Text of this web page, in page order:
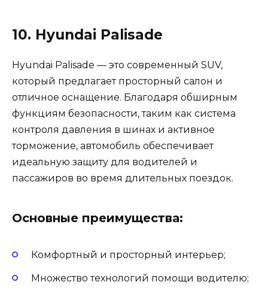
10. Hyundai Palisade
Hyundai Palisade — это современный SUV,
который предлагает просторный салон и
отличное оснащение. Благодаря обширным
функциям безопасности, таким как система
контроля давления в шинах и активное
торможение, автомобиль обеспечивает
идеальную защиту для водителей и
пассажиров во время длительных поездок.
Основные преимущества:
Комфортный и просторный интерьер;
Множество технологий помощи водителю;